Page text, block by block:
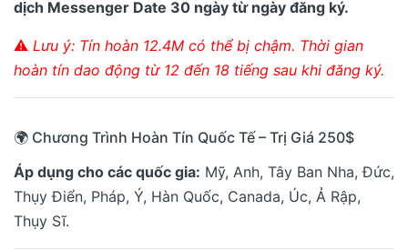
dịch Messenger Date 30 ngày từ ngày đăng ký.
⚠️ Lưu ý: Tín hoàn 12.4M có thể bị chậm. Thời gian
hoàn tín dao động từ 12 đến 18 tiếng sau khi đăng ký.
🌍 Chương Trình Hoàn Tín Quốc Tế – Trị Giá 250$
Áp dụng cho các quốc gia: Mỹ, Anh, Tây Ban Nha, Đức,
Thụy Điển, Pháp, Ý, Hàn Quốc, Canada, Úc, Ả Rập,
Thụy Sĩ.